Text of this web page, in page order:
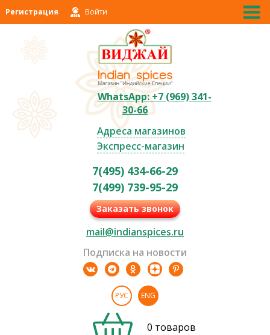
Регистрация Войти
WhatsApp: +7 (969) 341-
30-66
Адреса магазинов
Экспресс-магазин
7(495) 434-66-29
7(499) 739-95-29
Заказать звонок
mail@indianspices.ru
Подписка на новости
РУС ENG
0 товаров